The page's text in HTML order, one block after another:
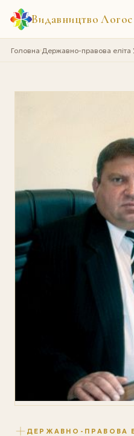
Видавництво Логос
Головна›Державно-правова еліта
ДЕРЖАВНО-ПРАВОВА